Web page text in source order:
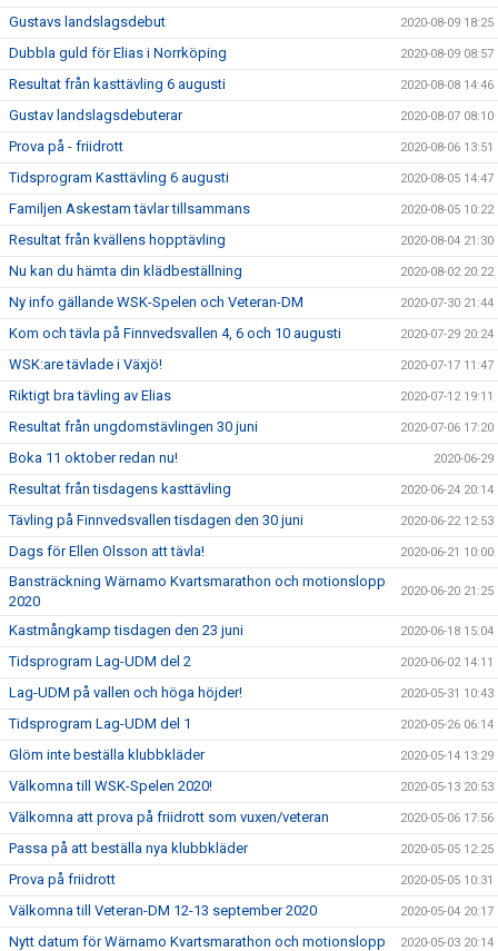
Gustavs landslagsdebut 2020-08-09 18:25
Dubbla guld för Elias i Norrköping 2020-08-09 08:57
Resultat från kasttävling 6 augusti 2020-08-08 14:46
Gustav landslagsdebuterar 2020-08-07 08:10
Prova på - friidrott 2020-08-06 13:51
Tidsprogram Kasttävling 6 augusti 2020-08-05 14:47
Familjen Askestam tävlar tillsammans 2020-08-05 10:22
Resultat från kvällens hopptävling 2020-08-04 21:30
Nu kan du hämta din klädbeställning 2020-08-02 20:22
Ny info gällande WSK-Spelen och Veteran-DM 2020-07-30 21:44
Kom och tävla på Finnvedsvallen 4, 6 och 10 augusti 2020-07-29 20:24
WSK:are tävlade i Växjö! 2020-07-17 11:47
Riktigt bra tävling av Elias 2020-07-12 19:11
Resultat från ungdomstävlingen 30 juni 2020-07-06 17:20
Boka 11 oktober redan nu! 2020-06-29
Resultat från tisdagens kasttävling 2020-06-24 20:14
Tävling på Finnvedsvallen tisdagen den 30 juni 2020-06-22 12:53
Dags för Ellen Olsson att tävla! 2020-06-21 10:00
Bansträckning Wärnamo Kvartsmarathon och motionslopp
2020
2020-06-20 21:25
Kastmångkamp tisdagen den 23 juni 2020-06-18 15:04
Tidsprogram Lag-UDM del 2 2020-06-02 14:11
Lag-UDM på vallen och höga höjder! 2020-05-31 10:43
Tidsprogram Lag-UDM del 1 2020-05-26 06:14
Glöm inte beställa klubbkläder 2020-05-14 13:29
Välkomna till WSK-Spelen 2020! 2020-05-13 20:53
Välkomna att prova på friidrott som vuxen/veteran 2020-05-06 17:56
Passa på att beställa nya klubbkläder 2020-05-05 12:25
Prova på friidrott 2020-05-05 10:31
Välkomna till Veteran-DM 12-13 september 2020 2020-05-04 20:17
Nytt datum för Wärnamo Kvartsmarathon och motionslopp 2020-05-03 20:14